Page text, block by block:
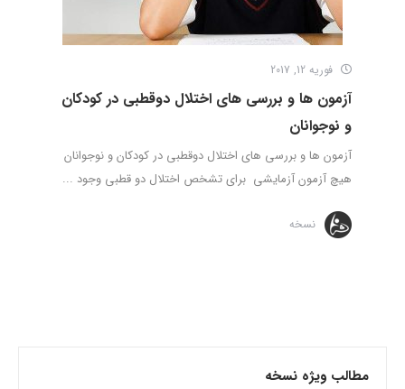
فوریه 12, 2017
آزمون ها و بررسی های اختلال دوقطبی در کودکان
و نوجوانان
آزمون ها و بررسی های اختلال دوقطبی در کودکان و نوجوانان
هیچ آزمون آزمایشی برای تشخص اختلال دو قطبی وجود ...
نسخه
مطالب ویژه نسخه